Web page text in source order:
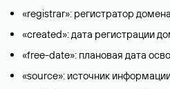
«registrar»: регистратор домена
«created»: дата регистрации
«free-date»: плановая дата
«source»: источник